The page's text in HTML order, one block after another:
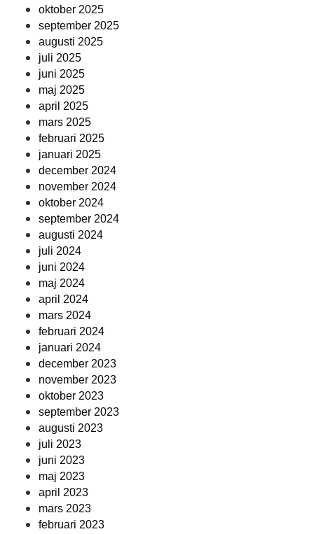
oktober 2025
september 2025
augusti 2025
juli 2025
juni 2025
maj 2025
april 2025
mars 2025
februari 2025
januari 2025
december 2024
november 2024
oktober 2024
september 2024
augusti 2024
juli 2024
juni 2024
maj 2024
april 2024
mars 2024
februari 2024
januari 2024
december 2023
november 2023
oktober 2023
september 2023
augusti 2023
juli 2023
juni 2023
maj 2023
april 2023
mars 2023
februari 2023